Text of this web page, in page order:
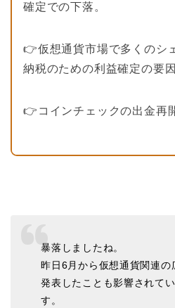
確定での下落。
👉仮想通貨市場で多くのシ
納税のための利益確定の要因
👉コインチェックの出金再
暴落しましたね。
昨日6月から仮想通貨関連の
発表したことも影響されて
す。